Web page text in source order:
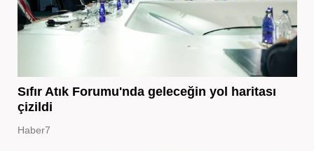
Sıfır Atık Forumu'nda geleceğin yol haritası
çizildi
Haber7